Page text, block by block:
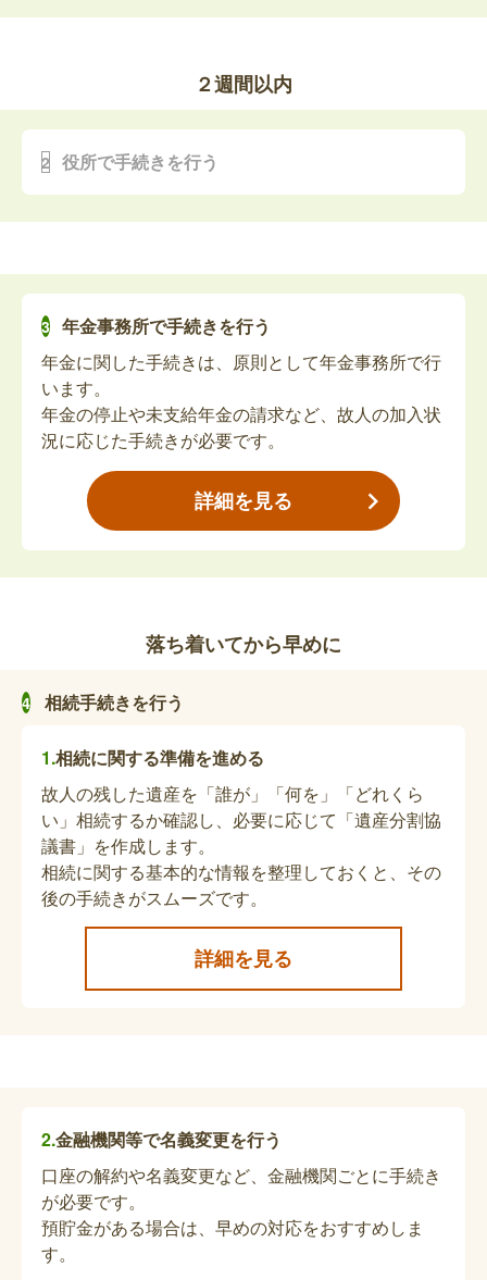
ひとり親家庭等医療費助成の受給者（ひとり親家庭
の⼦その⺟または⽗）が亡くなった場合は、資格喪
失または変更の手続きが必要です。※事前に担当課
へお問い合わせください。
⼦ども医療費助成の受給者（⼦）が亡くなった場合
遺族基礎年金の請求
国民年金に加入している方や老齢基礎年金の受給資
格を満たした方が亡くなったとき、その方によって
生計維持されていた子どもを持つ配偶者やお子さん
のうち、所定の支給要件を満たす方が受け取ること
ができます。請求される方の状況によって必要な書
類が異なる場合がありますので、事前に担当課へお
問い合わせください。※「子」とは18歳到達の年度
級もしくは2級の状態の未婚の方。
遺族厚生年金の請求
支給要件を満たす場合に、その方によって生計維持
函館年金事務所へお問い合わせください。
亡くなった方が年⾦（遺族基礎年⾦、障害基礎年
⾦、寡婦年⾦のみ）を受給していた場合は、未⽀給
の年⾦を請求するための手続が必要です。※厚生年
金等を受給していた場合は、年金事務所での相談お
よび手続きが必要です。予約の上、ご利用くださ
い。※請求される方の状況によって必要な書類が異
なる場合がありますので、事前に担当課へお問い合
寡婦年金の請求
寡婦年金は、第1号被保険者として保険料を納めた
期間および保険料免除期間が10年以上ある夫が亡
くなったとき、10年以上継続して婚姻関係にあ
亡くなった方が加入していた年金や受給していた年
金の種類、ご遺族の状況によって必要な手続きや提
出書類が異なります。詳細は各共済組合へお問い合
わせください。
国民年金死亡一時金の請求
が多く、ご家族が役所に出向くことは少なくなって
ただし、死亡届が提出されていないと火葬許可証が
発行されず、手続きも滞ってしまうため、葬儀社に
任せる場合も、提出状況を必ず確認しましょう。
葬儀の期間中に行う手続きは、基本的にこの「死亡
また、死亡診断書の原本は提出すると返却されない
ため、他の手続き用に「死亡診断書のコピー」を事
前にとっておくことをおすすめします。
多くの手続きでは、死亡の事実を証明する書類とし
てこのコピー（または戸籍謄本）が必要になりま
す。
２週間以内
役所で手続きを行う
年金事務所で手続きを行う
年金に関した手続きは、原則として年金事務所で行
います。
年金の停止や未支給年金の請求など、故人の加入状
況に応じた手続きが必要です。
詳細を見る
落ち着いてから早めに
相続手続きを行う
相続に関する準備を進める
故人の残した遺産を「誰が」「何を」「どれくら
い」相続するか確認し、必要に応じて「遺産分割協
議書」を作成します。
相続に関する基本的な情報を整理しておくと、その
後の手続きがスムーズです。
詳細を見る
金融機関等で名義変更を行う
口座の解約や名義変更など、金融機関ごとに手続き
が必要です。
預貯金がある場合は、早めの対応をおすすめしま
す。